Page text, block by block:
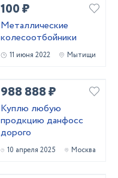
100 ₽
Металлические
колесоотбойники
11 июня 2022 Мытищи
988 888 ₽
Куплю любую
продкцию данфосс
дорого
10 апреля 2025 Москва